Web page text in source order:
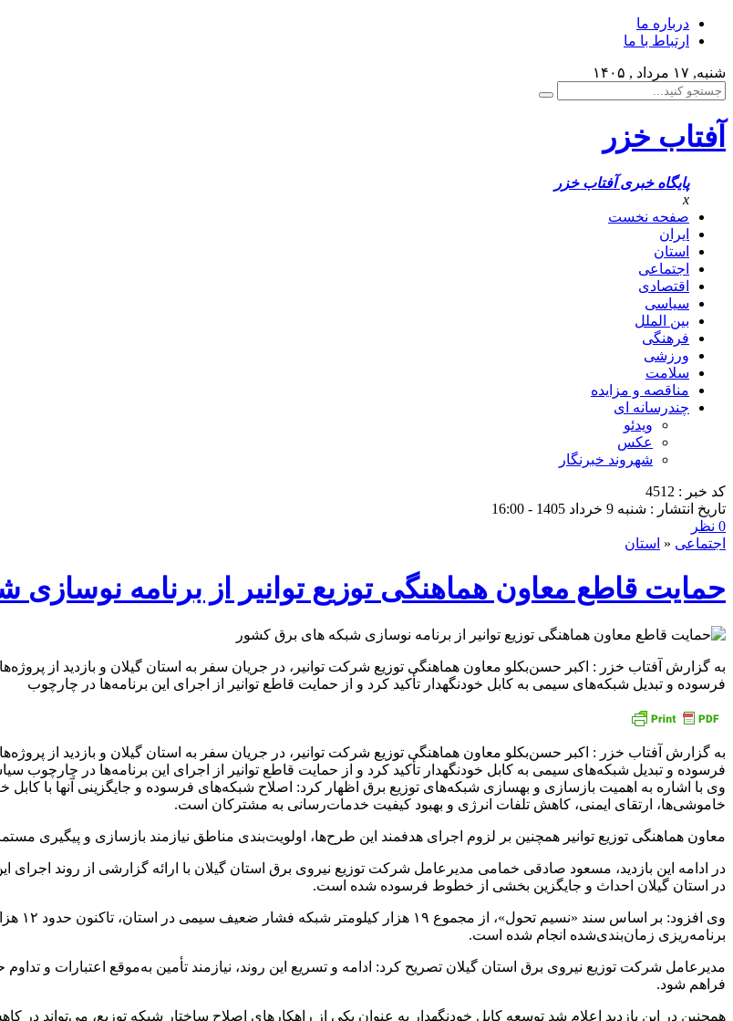
درباره ما
ارتباط با ما
شنبه, ۱۷ مرداد , ۱۴۰۵
آفتاب خزر
پایگاه خبری آفتاب خزر
x
صفحه نخست
ایران
استان
اجتماعی
اقتصادی
سیاسی
بین الملل
فرهنگی
ورزشی
سلامت
مناقصه و مزایده
چندرسانه ای
ویدئو
عکس
شهروند خبرنگار
کد خبر : 4512
تاریخ انتشار : شنبه 9 خرداد 1405 - 16:00
0 نظر
اجتماعی « استان
حمایت قاطع معاون هماهنگی توزیع توانیر از برنامه
به گزارش آفتاب خزر : اکبر حسن‌بکلو معاون هماهنگی توزیع شرکت توانیر، در جریان سفر به استان گیلان و بازدید از
فرسوده و تبدیل شبکه‌های سیمی به کابل خودنگهدار تأکید کرد و از حمایت قاطع توانیر از اجرای این برنامه‌ها در چارچوب
به گزارش آفتاب خزر : اکبر حسن‌بکلو معاون هماهنگی توزیع شرکت توانیر، در جریان سفر به استان گیلان و بازدید از
فرسوده و تبدیل شبکه‌های سیمی به کابل خودنگهدار تأکید کرد و از حمایت قاطع توانیر از اجرای این برنامه‌ها در چارچوب
وی با اشاره به اهمیت بازسازی و بهسازی شبکه‌های توزیع برق اظهار کرد: اصلاح شبکه‌های فرسوده و جایگزینی آنها با
خاموشی‌ها، ارتقای ایمنی، کاهش تلفات انرژی و بهبود کیفیت خدمات‌رسانی به مشترکان است.
معاون هماهنگی توزیع توانیر همچنین بر لزوم اجرای هدفمند این طرح‌ها، اولویت‌بندی مناطق نیازمند بازسازی و پیگیری مستمر
در ادامه این بازدید، مسعود صادقی خمامی مدیرعامل شرکت توزیع نیروی برق استان گیلان با ارائه گزارشی از روند
در استان گیلان احداث و جایگزین بخشی از خطوط فرسوده شده است.
برنامه‌ریزی زمان‌بندی‌شده انجام شده است.
مدیرعامل شرکت توزیع نیروی برق استان گیلان تصریح کرد: ادامه و تسریع این روند، نیازمند تأمین به‌موقع اعتبارات و
فراهم شود.
همچنین در این بازدید اعلام شد توسعه کابل خودنگهدار به عنوان یکی از راهکارهای اصلاح ساختار شبکه توزیع،